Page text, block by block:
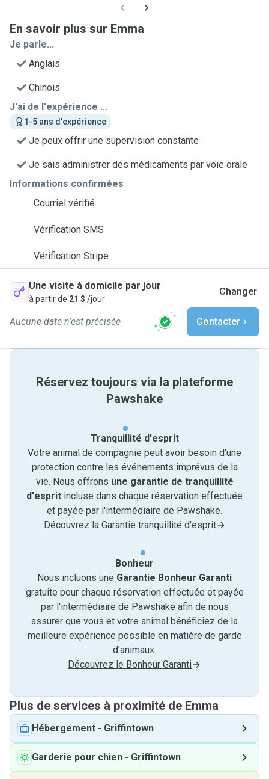
En savoir plus sur Emma
Je parle...
Anglais
Chinois
J'ai de l'expérience ...
1-5 ans d'expérience
Je peux offrir une supervision constante
Je sais administrer des médicaments par voie orale
Informations confirmées
Courriel vérifié
Vérification SMS
Vérification Stripe
Une visite à domicile par jour
à partir de 21 $ /jour
Changer
Aucune date n'est précisée Contacter
Réservez toujours via la plateforme
Pawshake
Tranquillité d'esprit
Votre animal de compagnie peut avoir besoin d'une
protection contre les événements imprévus de la
vie. Nous offrons une garantie de tranquillité
d'esprit incluse dans chaque réservation effectuée
et payée par l'intermédiaire de Pawshake.
Découvrez la Garantie tranquillité d'esprit
Bonheur
Nous incluons une Garantie Bonheur Garanti
gratuite pour chaque réservation effectuée et payée
par l'intermédiaire de Pawshake afin de nous
assurer que vous et votre animal bénéficiez de la
meilleure expérience possible en matière de garde
d'animaux.
Découvrez le Bonheur Garanti
Plus de services à proximité de Emma
Hébergement - Griffintown
Garderie pour chien - Griffintown